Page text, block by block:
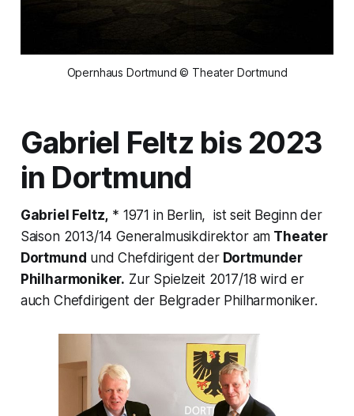
Opernhaus Dortmund © Theater Dortmund
Gabriel Feltz bis 2023
in Dortmund
Gabriel Feltz, * 1971 in Berlin, ist seit Beginn der
Saison 2013/14 Generalmusikdirektor am Theater
Dortmund und Chefdirigent derDortmunder
Philharmoniker. Zur Spielzeit 2017/18 wird er
auch Chefdirigent der Belgrader Philharmoniker.